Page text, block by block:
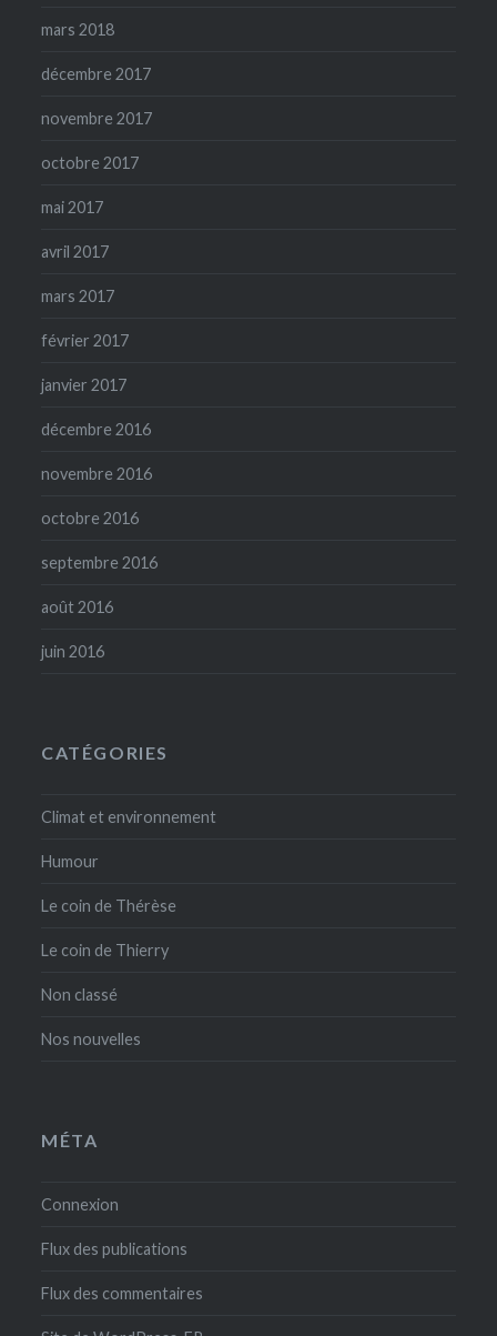
mars 2018
décembre 2017
novembre 2017
octobre 2017
mai 2017
avril 2017
mars 2017
février 2017
janvier 2017
décembre 2016
novembre 2016
octobre 2016
septembre 2016
août 2016
juin 2016
CATÉGORIES
Climat et environnement
Humour
Le coin de Thérèse
Le coin de Thierry
Non classé
Nos nouvelles
MÉTA
Connexion
Flux des publications
Flux des commentaires